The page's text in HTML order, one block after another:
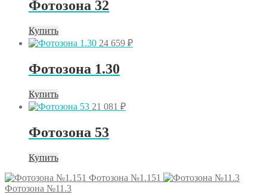
Фотозона 32
Купить
24 659 ₽
Фотозона 1.30
Купить
21 081 ₽
Фотозона 53
Купить
Фотозона №1.151
Фотозона №11.3